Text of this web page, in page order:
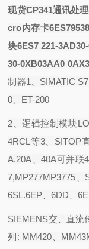
现货CP341通讯处
cro内存卡
块6ES7 221-
30-0XB03AA0
制器1、SIMATIC
0、ET-200
2、逻辑控制模块
4RCL等3、SITOP
A.20A、40A可并联
7,MP277MP3775、
6SL.6EP、6DD、
SIEMENS交、直流
列: MM420、